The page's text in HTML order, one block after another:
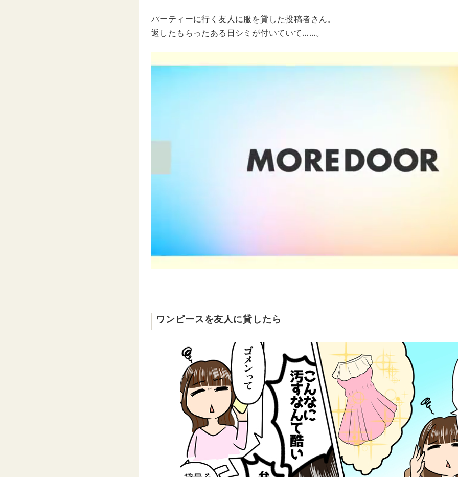
パーティーに行く友人に服を貸した投稿者さん。
返したもらったある日シミが付いていて……。
ワンピースを友人に貸したら